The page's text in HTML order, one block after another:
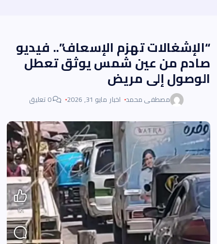
“الإشغالات تهزم الإسعاف”.. فيديو
صادم من عين شمس يوثق تعطل
الوصول إلى مريض
مصطفى محمد اخبار مايو 31, 2026 0 تعليق